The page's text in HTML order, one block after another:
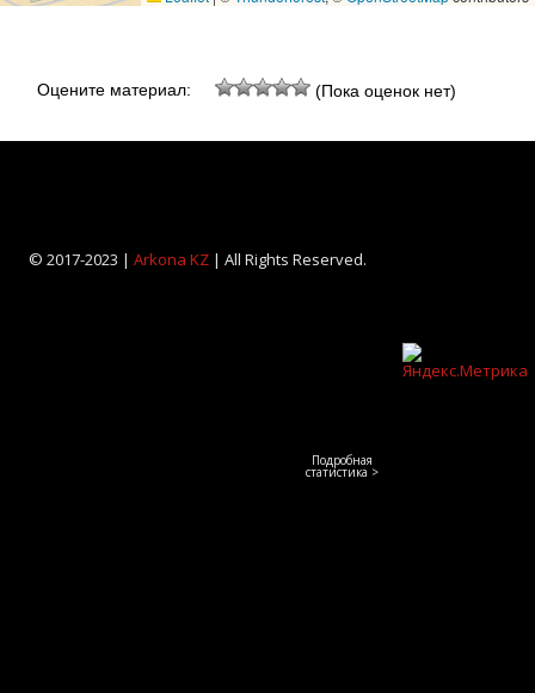
Оцените материал: (Пока оценок нет)
© 2017-2023 | Arkona KZ| All Rights Reserved.
Подробная
статистика >